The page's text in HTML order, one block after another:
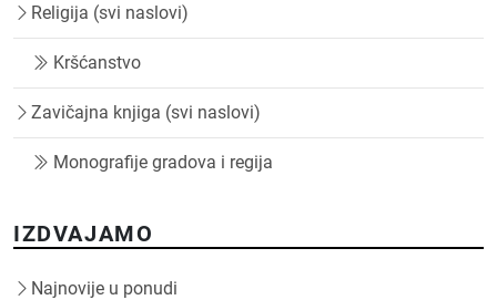
Religija (svi naslovi)
Kršćanstvo
Zavičajna knjiga (svi naslovi)
Monografije gradova i regija
IZDVAJAMO
Najnovije u ponudi